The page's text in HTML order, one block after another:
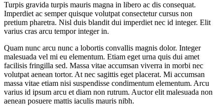
Turpis gravida turpis mauris magna in libero ac dis consequat.
Imperdiet ac semper quisque volutpat consectetur cursus non
pretium pharetra. Nisl duis blandit dui imperdiet nec id integer. Elit
varius cras arcu tempor integer in.
Quam nunc arcu nunc a lobortis convallis magnis dolor. Integer
malesuada vel mi eu elementum. Etiam eget urna quis dui amet
facilisis fringilla sed. Massa vitae accumsan viverra in morbi nec
volutpat aenean tortor. At nec sagittis eget placerat. Mi accumsan
massa vitae etiam nisi suspendisse condimentum elementum. Arcu
varius id ipsum arcu et diam non rutrum. Auctor elit malesuada non
aenean posuere mattis iaculis mauris nibh.